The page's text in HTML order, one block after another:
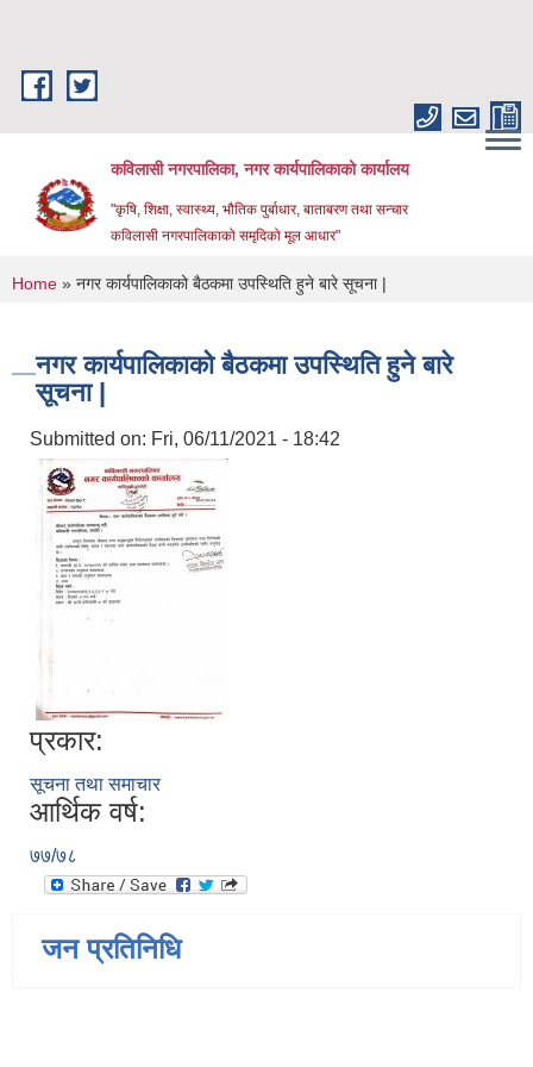
कविलासी नगरपालिका, नगर कार्यपालिकाको कार्यालय
"कृषि, शिक्षा, स्वास्थ्य, भौतिक पुर्बाधार, बाताबरण तथा सन्चार
कविलासी नगरपालिकाको समृदिको मूल आधार"
You are here
Home » नगर कार्यपालिकाको बैठकमा उपस्थिति हुने बारे सूचना |
नगर कार्यपालिकाको बैठकमा उपस्थिति हुने बारे
सूचना |
Submitted on: Fri, 06/11/2021 - 18:42
प्रकार:
सूचना तथा समाचार
आर्थिक वर्ष:
७७/७८
जन प्रतिनिधि